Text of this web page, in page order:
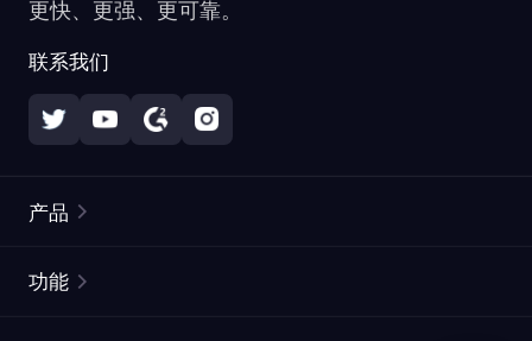
更快、更强、更可靠。
联系我们
产品
功能